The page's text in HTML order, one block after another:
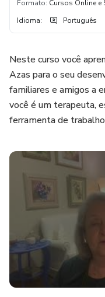
Formato: Cursos Online e
Idioma: Português
Neste curso você
Azas para o seu
familiares e amigos a
você é um terapeuta,
ferramenta de